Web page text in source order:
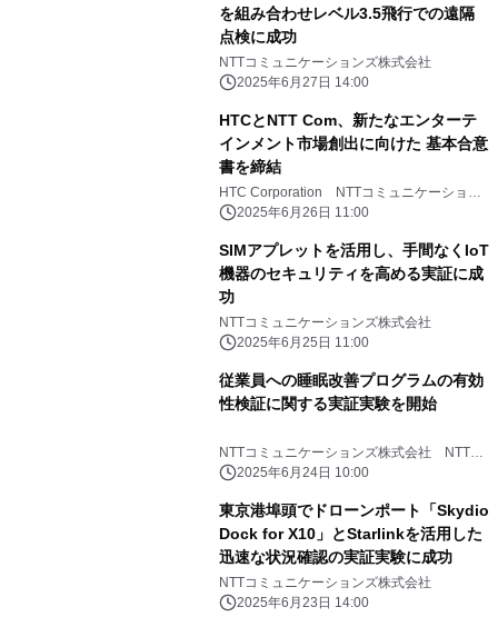
を組み合わせレベル3.5飛行での遠隔
点検に成功
NTTコミュニケーションズ株式会社
2025年6月27日 14:00
HTCとNTT Com、新たなエンターテ
インメント市場創出に向けた 基本合意
書を締結
HTC Corporation NTTコミュニケーション
ズ株式会社
2025年6月26日 11:00
SIMアプレットを活用し、手間なくIoT
機器のセキュリティを高める実証に成
功
NTTコミュニケーションズ株式会社
2025年6月25日 11:00
従業員への睡眠改善プログラムの有効
性検証に関する実証実験を開始
NTTコミュニケーションズ株式会社 NTT
PARAVITA株式会社 みずほリサーチ＆テク
2025年6月24日 10:00
東京港埠頭でドローンポート「Skydio
Dock for X10」とStarlinkを活用した
迅速な状況確認の実証実験に成功
NTTコミュニケーションズ株式会社
2025年6月23日 14:00